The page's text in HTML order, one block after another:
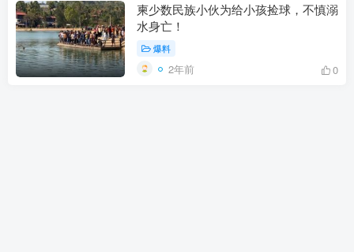
柬少数民族小伙为给小孩捡球，不慎溺
水身亡！
爆料
2年前 0